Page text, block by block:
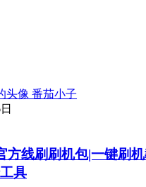
番茄小子
方线刷刷机包|一键刷
具